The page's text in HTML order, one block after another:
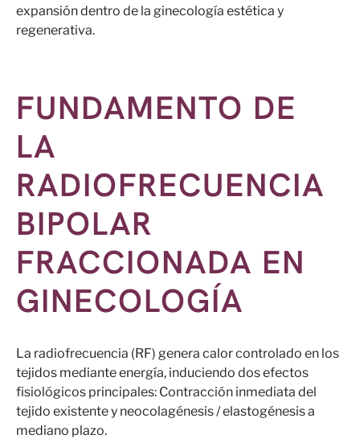
expansión dentro de la ginecología estética y
regenerativa.
FUNDAMENTO DE
LA
RADIOFRECUENCIA
BIPOLAR
FRACCIONADA EN
GINECOLOGÍA
La radiofrecuencia (RF) genera calor controlado en los
tejidos mediante energía, induciendo dos efectos
fisiológicos principales: Contracción inmediata del
tejido existente y neocolagénesis / elastogénesis a
mediano plazo.